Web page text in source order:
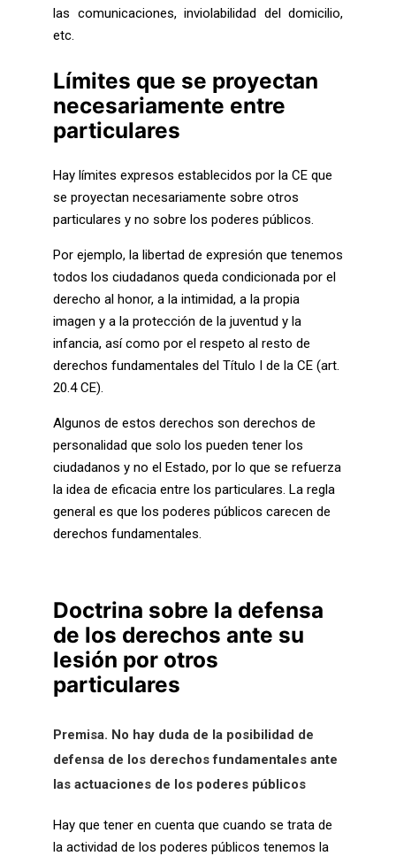
las comunicaciones, inviolabilidad del domicilio,
etc.
Límites que se proyectan
necesariamente entre
particulares
Hay límites expresos establecidos por la CE que
se proyectan necesariamente sobre otros
particulares y no sobre los poderes públicos.
Por ejemplo, la libertad de expresión que tenemos
todos los ciudadanos queda condicionada por el
derecho al honor, a la intimidad, a la propia
imagen y a la protección de la juventud y la
infancia, así como por el respeto al resto de
derechos fundamentales del Título I de la CE (art.
20.4 CE).
Algunos de estos derechos son derechos de
personalidad que solo los pueden tener los
ciudadanos y no el Estado, por lo que se refuerza
la idea de eficacia entre los particulares. La regla
general es que los poderes públicos carecen de
derechos fundamentales.
Doctrina sobre la defensa
de los derechos ante su
lesión por otros
particulares
Premisa. No hay duda de la posibilidad de
defensa de los derechos fundamentales ante
las actuaciones de los poderes públicos
Hay que tener en cuenta que cuando se trata de
la actividad de los poderes públicos tenemos la